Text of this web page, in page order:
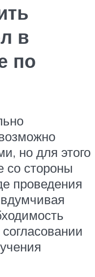
в
по
но для этого
со стороны
проведения